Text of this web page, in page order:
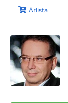
Árlista